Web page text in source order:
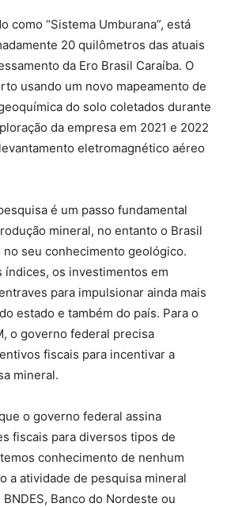
como “Sistema Umburana”, está
20 quilômetros das atuais
da Ero Brasil Caraíba. O
usando um novo mapeamento de
do solo coletados durante
da empresa em 2021 e 2022
eletromagnético aéreo
é um passo fundamental
mineral, no entanto o Brasil
seu conhecimento geológico.
índices, os investimentos em
para impulsionar ainda mais
estado e também do país. Para o
o governo federal precisa
fiscais para incentivar a
mineral.
o governo federal assina
fiscais para diversos tipos de
conhecimento de nenhum
a atividade de pesquisa mineral
Banco do Nordeste ou